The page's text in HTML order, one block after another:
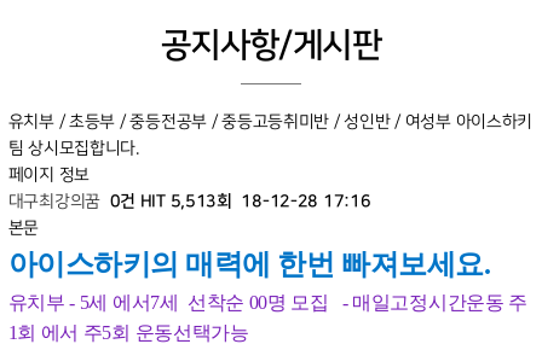
공지사항/게시판
유치부 / 초등부 / 중등전공부 / 중등고등취미반 / 성인반 / 여성부 아이스하키
팀 상시모집합니다.
페이지 정보
대구최강의꿈 0건 HIT 5,513회 18-12-28 17:16
본문
아이스하키의 매력에 한번 빠져보세요.
유치부 - 5세 에서7세 선착순 00명 모집
- 매일고정시간운동 주
1회 에서 주5회 운동선택가능